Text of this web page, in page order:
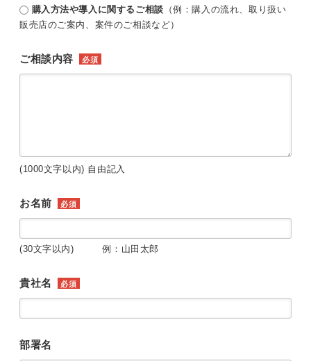
購入方法や導入に関するご相談 （例：購入の流れ、取り扱い
販売店のご案内、案件のご相談など）
ご相談内容 必須
(1000文字以内) 自由記入
お名前 必須
(30文字以内) 例：山田太郎
貴社名 必須
部署名